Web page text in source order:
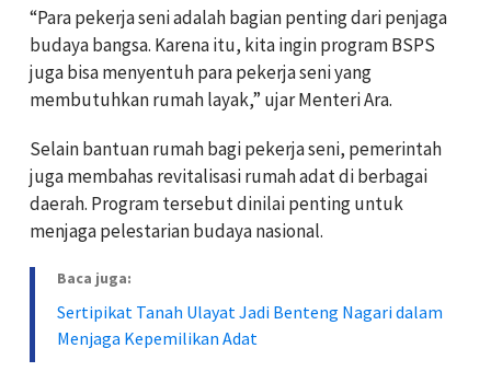
“Para pekerja seni adalah bagian penting dari penjaga
budaya bangsa. Karena itu, kita ingin program BSPS
juga bisa menyentuh para pekerja seni yang
membutuhkan rumah layak,” ujar Menteri Ara.
Selain bantuan rumah bagi pekerja seni, pemerintah
juga membahas revitalisasi rumah adat di berbagai
daerah. Program tersebut dinilai penting untuk
menjaga pelestarian budaya nasional.
Baca juga:
Sertipikat Tanah Ulayat Jadi Benteng Nagari dalam
Menjaga Kepemilikan Adat